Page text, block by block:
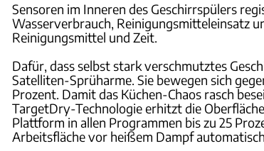
Sensoren im Inneren des Geschirrspülers
Wasserverbrauch, Reinigungsmitteleinsatz
Reinigungsmittel und Zeit.
Dafür, dass selbst stark verschmutztes
Satelliten-Sprüharme. Sie bewegen sich
Prozent. Damit das Küchen-Chaos rasch
TargetDry-Technologie erhitzt die
Plattform in allen Programmen bis zu 25
Arbeitsfläche vor heißem Dampf